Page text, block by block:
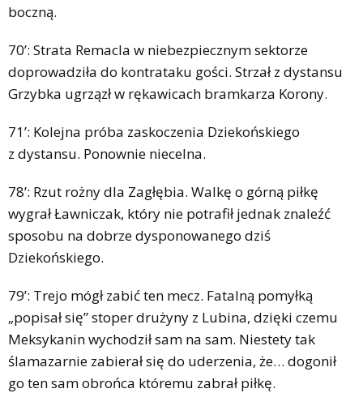
boczną.
70’: Strata Remacla w niebezpiecznym sektorze
doprowadziła do kontrataku gości. Strzał z dystansu
Grzybka ugrzązł w rękawicach bramkarza Korony.
71’: Kolejna próba zaskoczenia Dziekońskiego
z dystansu. Ponownie niecelna.
78’: Rzut rożny dla Zagłębia. Walkę o górną piłkę
wygrał Ławniczak, który nie potrafił jednak znaleźć
sposobu na dobrze dysponowanego dziś
Dziekońskiego.
79’: Trejo mógł zabić ten mecz. Fatalną pomyłką
„popisał się” stoper drużyny z Lubina, dzięki czemu
Meksykanin wychodził sam na sam. Niestety tak
ślamazarnie zabierał się do uderzenia, że… dogonił
go ten sam obrońca któremu zabrał piłkę.